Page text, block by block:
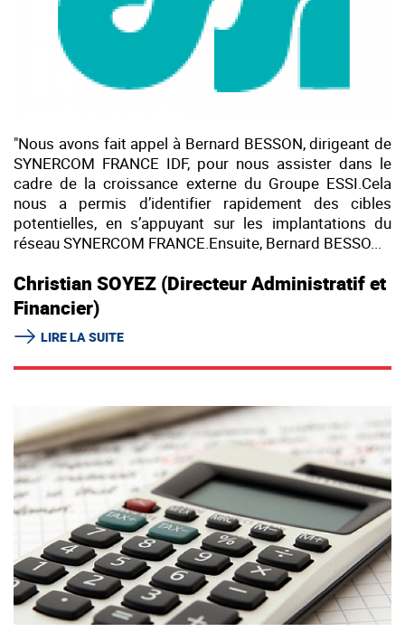
"Nous avons fait appel à Bernard BESSON, dirigeant de
SYNERCOM FRANCE IDF, pour nous assister dans le
cadre de la croissance externe du Groupe ESSI.Cela
nous a permis d’identifier rapidement des cibles
potentielles, en s’appuyant sur les implantations du
réseau SYNERCOM FRANCE.Ensuite, Bernard BESSO...
Christian SOYEZ (Directeur Administratif et
Financier)
LIRE LA SUITE